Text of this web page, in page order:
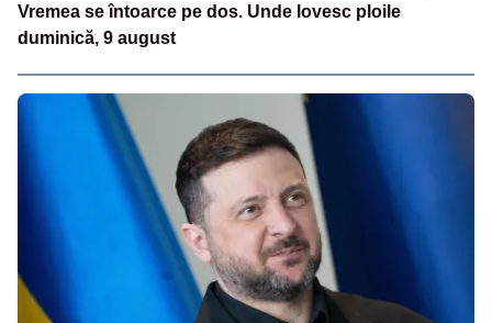
Vremea se întoarce pe dos. Unde lovesc ploile
duminică, 9 august